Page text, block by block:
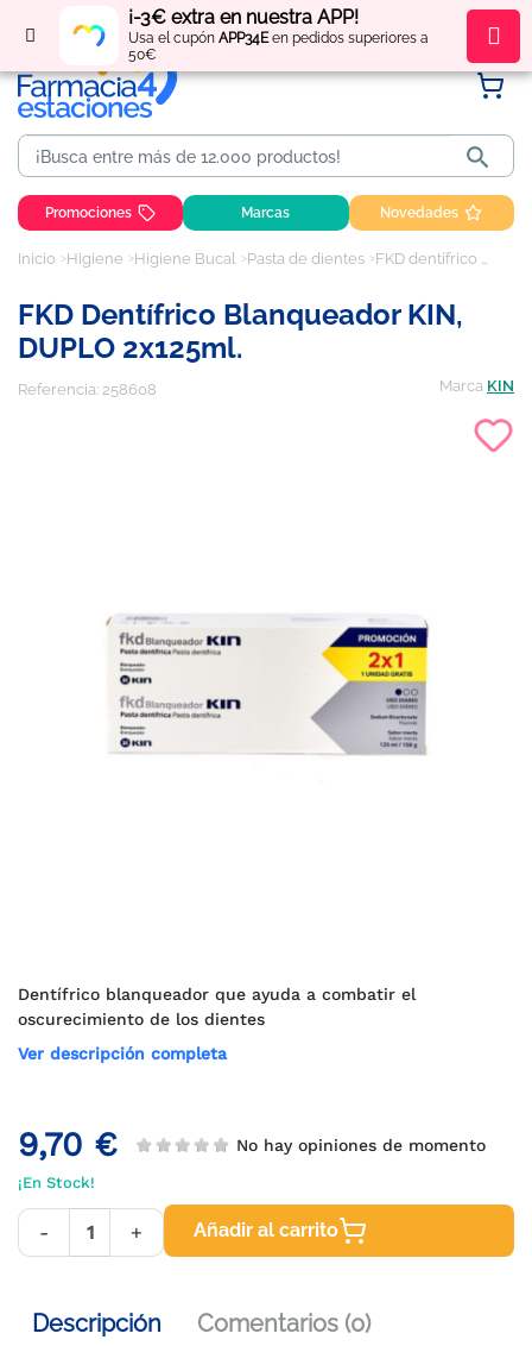
¡-3€ extra en nuestra APP!
Usa el cupón APP34Een pedidos superiores a
50€
Regístratey obténpuntos por tus compras

Promociones Marcas Novedades
Inicio Higiene Higiene Bucal Pasta de dientes FKD dentífrico blanqueador KIN, DUPLO 2x125ml.
FKD Dentífrico Blanqueador KIN,
DUPLO 2x125ml.
Referencia: 258608 Marca KIN
Dentífrico blanqueador que ayuda a combatir el
oscurecimiento de los dientes
Ver descripción completa
9,70 € No hay opiniones de momento
¡En Stock!
- + Añadir al carrito
Descripción Comentarios (0)